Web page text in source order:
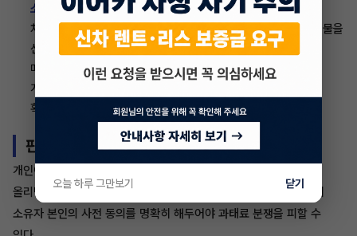
소유자 동의 표시
를 매물 화면에서 반드시 확인한다.
차량 이력(사고·침수·주행거리 등) 정보가 구체적으로 기재된 매물을
선택한다.
매매업자 등록 여부를 자동차365 포털에서 사전에 확인한다.
계약 전 차량 소유자 본인 여부를 서류(자동차등록증 등)로 직접
확인한다.
판매자라면 이렇게 대비하세요
개인이 직접 자신의 차량을 판매할 때는 소유자 본인이 직접 광고를
올리면 된다. 다만 지인이나 딜러에게 대리 등록을 맡길 경우 반드시
소유자 본인의 사전 동의를 명확히 해두어야 과태료 분쟁을 피할 수
오늘 하루 그만보기 닫기